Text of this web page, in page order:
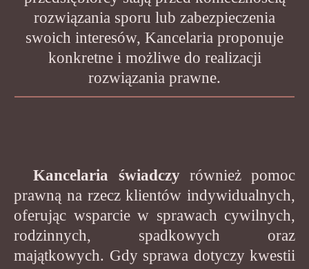
rozwiązania sporu lub zabezpieczenia
swoich interesów, Kancelaria proponuje
konkretne i możliwe do realizacji
rozwiązania prawne.
Kancelaria świadczyrównież pomoc
prawną na rzecz klientów indywidualnych,
oferując wsparcie w sprawach cywilnych,
rodzinnych, spadkowych oraz
majątkowych. Gdy sprawa dotyczy kwestii